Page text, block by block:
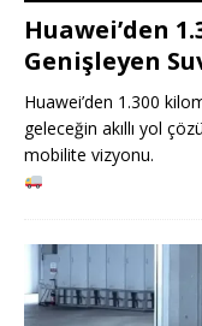
Huawei’den
Genişleyen
Huawei’den 1.300
geleceğin akıllı yol
mobilite vizyonu.